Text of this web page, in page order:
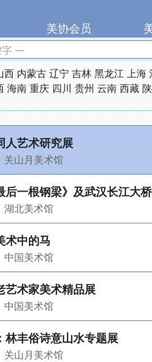
美协会员
字 —
西 内蒙古 辽宁 吉林 黑龙江 上海
海南 重庆 四川 贵州 云南 西藏
艺术研究展
关山月美术馆
一根钢梁》及武汉长江大
湖北美术馆
中的马
中国美术馆
术家美术精品展
中国美术馆
林丰俗诗意山水专题展
关山月美术馆